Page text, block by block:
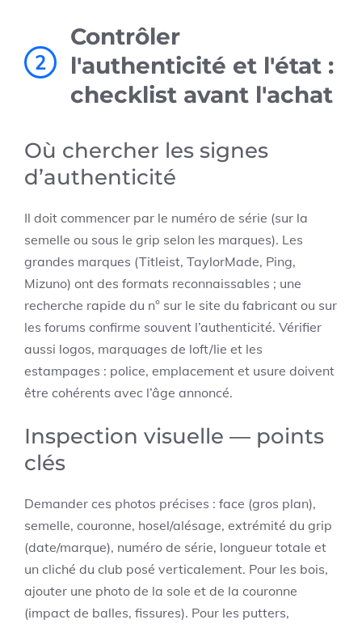
2
Contrôler
l'authenticité et l'état :
checklist avant l'achat
Où chercher les signes
d’authenticité
Il doit commencer par le numéro de série (sur la
semelle ou sous le grip selon les marques). Les
grandes marques (Titleist, TaylorMade, Ping,
Mizuno) ont des formats reconnaissables ; une
recherche rapide du n° sur le site du fabricant ou sur
les forums confirme souvent l’authenticité. Vérifier
aussi logos, marquages de loft/lie et les
estampages : police, emplacement et usure doivent
être cohérents avec l’âge annoncé.
Inspection visuelle — points
clés
Demander ces photos précises : face (gros plan),
semelle, couronne, hosel/alésage, extrémité du grip
(date/marque), numéro de série, longueur totale et
un cliché du club posé verticalement. Pour les bois,
ajouter une photo de la sole et de la couronne
(impact de balles, fissures). Pour les putters,